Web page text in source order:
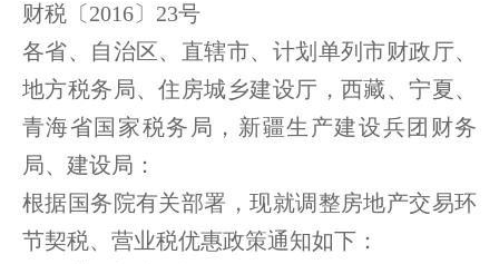
财税〔2016〕23号
各省、自治区、直辖市、计划单列市财政厅、
地方税务局、住房城乡建设厅，西藏、宁夏、
青海省国家税务局，新疆生产建设兵团财务
局、建设局：
根据国务院有关部署，现就调整房地产交易环
节契税、营业税优惠政策通知如下：